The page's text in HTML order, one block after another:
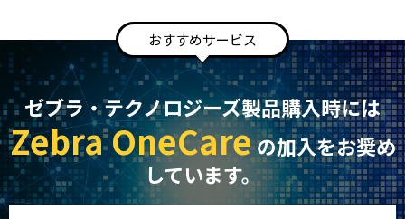
おすすめサービス
ゼブラ・テクノロジーズ製品購入時には
Zebra OneCareの加入をお奨め
しています。